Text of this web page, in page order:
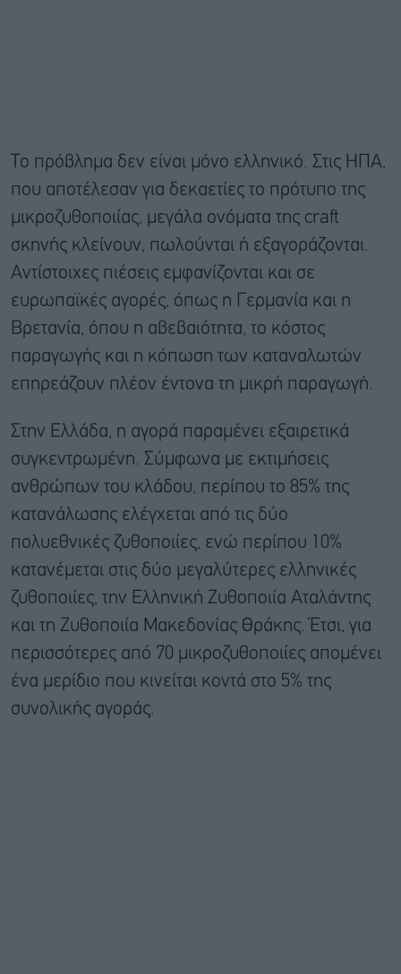
Το πρόβλημα δεν είναι μόνο ελληνικό. Στις ΗΠΑ,
που αποτέλεσαν για δεκαετίες το πρότυπο της
μικροζυθοποιίας, μεγάλα ονόματα της craft
σκηνής κλείνουν, πωλούνται ή εξαγοράζονται.
Αντίστοιχες πιέσεις εμφανίζονται και σε
ευρωπαϊκές αγορές, όπως η Γερμανία και η
Βρετανία, όπου η αβεβαιότητα, το κόστος
παραγωγής και η κόπωση των καταναλωτών
επηρεάζουν πλέον έντονα τη μικρή παραγωγή.
Στην Ελλάδα, η αγορά παραμένει εξαιρετικά
συγκεντρωμένη. Σύμφωνα με εκτιμήσεις
ανθρώπων του κλάδου, περίπου το 85% της
κατανάλωσης ελέγχεται από τις δύο
πολυεθνικές ζυθοποιίες, ενώ περίπου 10%
κατανέμεται στις δύο μεγαλύτερες ελληνικές
ζυθοποιίες, την Ελληνική Ζυθοποιία Αταλάντης
και τη Ζυθοποιία Μακεδονίας Θράκης. Έτσι, για
περισσότερες από 70 μικροζυθοποιίες απομένει
ένα μερίδιο που κινείται κοντά στο 5% της
συνολικής αγοράς.